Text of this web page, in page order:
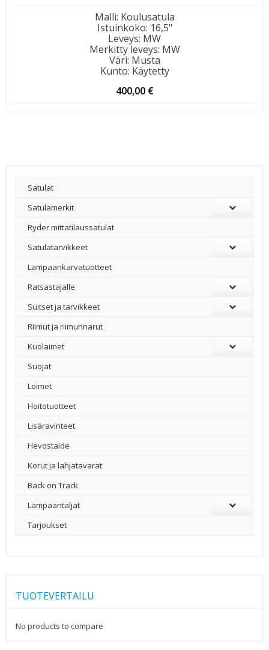
Malli: Koulusatula
Istuinkoko: 16,5"
Leveys: MW
Merkitty leveys: MW
Väri: Musta
Kunto: Käytetty
400,00 €
Satulat
Satulamerkit
Ryder mittatilaussatulat
Satulatarvikkeet
–
Lampaankarvatuotteet
Ratsastajalle
Suitset ja tarvikkeet
Riimut ja riimunnarut
Kuolaimet
Suojat
Loimet
Hoitotuotteet
Lisäravinteet
Hevostaide
Korut ja lahjatavarat
Back on Track
Lampaantaljat
Tarjoukset
TUOTEVERTAILU
No products to compare